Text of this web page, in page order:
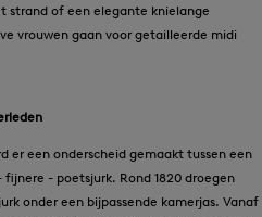
strand of een elegante knielange
vrouwen gaan voor getailleerde midi
er een onderscheid gemaakt tussen een
- poetsjurk. Rond 1820 droegen
onder een bijpassende kamerjas. Vanaf